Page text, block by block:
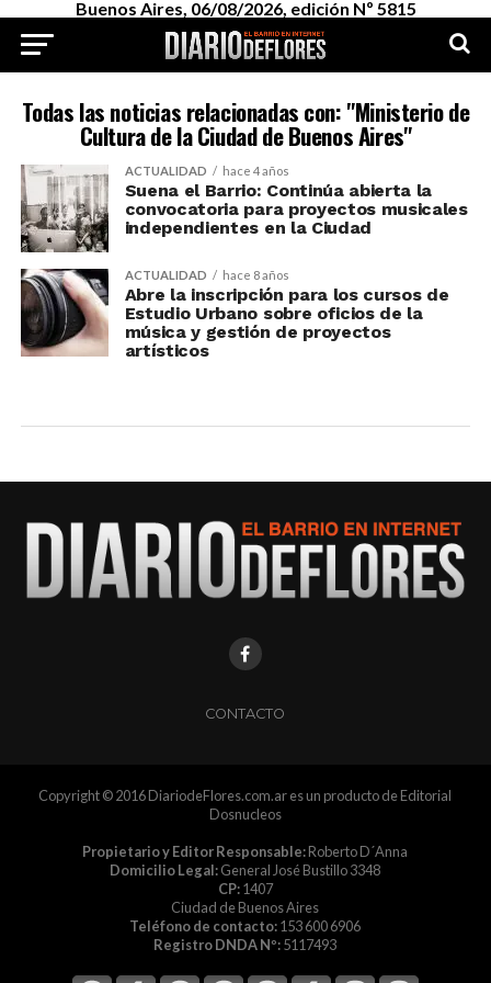
Buenos Aires, 06/08/2026, edición Nº 5815
Todas las noticias relacionadas con: "Ministerio de
Cultura de la Ciudad de Buenos Aires"
ACTUALIDAD hace 4 años
Suena el Barrio: Continúa abierta la
convocatoria para proyectos musicales
independientes en la Ciudad
ACTUALIDAD hace 8 años
Abre la inscripción para los cursos de
Estudio Urbano sobre oficios de la
música y gestión de proyectos
artísticos
CONTACTO
Copyright © 2016 DiariodeFlores.com.ar es un producto de Editorial
Dosnucleos
Propietario y Editor Responsable:Roberto D´Anna
Domicilio Legal:General José Bustillo 3348
CP:1407
Ciudad de Buenos Aires
Teléfono de contacto:153 600 6906
Registro DNDA Nº:5117493